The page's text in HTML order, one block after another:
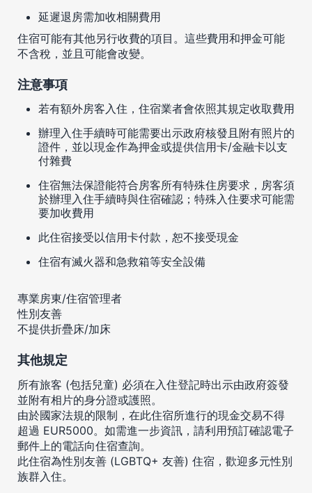
延遲退房需加收相關費用
住宿可能有其他另行收費的項目。這些費用和押金可能
不含稅，並且可能會改變。
注意事項
若有額外房客入住，住宿業者會依照其規定收取費用
辦理入住手續時可能需要出示政府核發且附有照片的
證件，並以現金作為押金或提供信用卡/金融卡以支
付雜費
住宿無法保證能符合房客所有特殊住房要求，房客須
於辦理入住手續時與住宿確認；特殊入住要求可能需
要加收費用
此住宿接受以信用卡付款，恕不接受現金
住宿有滅火器和急救箱等安全設備
專業房東/住宿管理者
性別友善
不提供折疊床/加床
其他規定
所有旅客 (包括兒童) 必須在入住登記時出示由政府簽發
並附有相片的身分證或護照。
由於國家法規的限制，在此住宿所進行的現金交易不得
超過 EUR5000。如需進一步資訊，請利用預訂確認電子
郵件上的電話向住宿查詢。
此住宿為性別友善 (LGBTQ+ 友善) 住宿，歡迎多元性別
族群入住。